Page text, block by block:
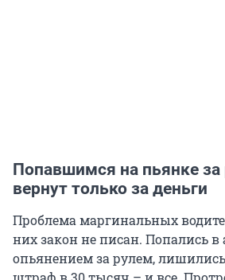
Попавшимся на пьянке
вернут только за деньги
Проблема маргинальных
них закон не писан. Попались
опьянением за рулем,